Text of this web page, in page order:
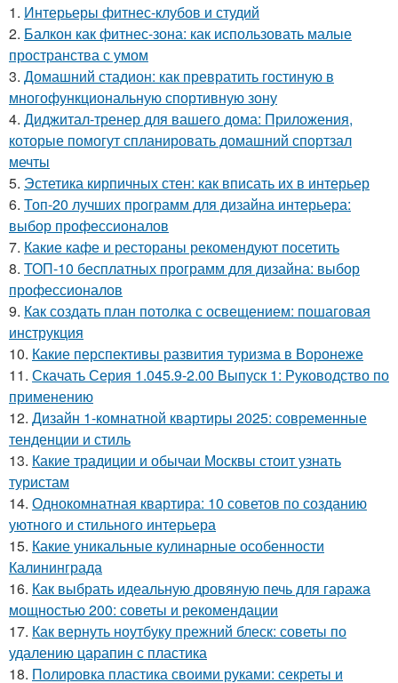
1. Интерьеры фитнес-клубов и студий
2. Балкон как фитнес-зона: как использовать малые
пространства с умом
3. Домашний стадион: как превратить гостиную в
многофункциональную спортивную зону
4. Диджитал-тренер для вашего дома: Приложения,
которые помогут спланировать домашний спортзал
мечты
5. Эстетика кирпичных стен: как вписать их в интерьер
6. Топ-20 лучших программ для дизайна интерьера:
выбор профессионалов
7. Какие кафе и рестораны рекомендуют посетить
8. ТОП-10 бесплатных программ для дизайна: выбор
профессионалов
9. Как создать план потолка с освещением: пошаговая
инструкция
10. Какие перспективы развития туризма в Воронеже
11. Скачать Серия 1.045.9-2.00 Выпуск 1: Руководство по
применению
12. Дизайн 1-комнатной квартиры 2025: современные
тенденции и стиль
13. Какие традиции и обычаи Москвы стоит узнать
туристам
14. Однокомнатная квартира: 10 советов по созданию
уютного и стильного интерьера
15. Какие уникальные кулинарные особенности
Калининграда
16. Как выбрать идеальную дровяную печь для гаража
мощностью 200: советы и рекомендации
17. Как вернуть ноутбуку прежний блеск: советы по
удалению царапин с пластика
18. Полировка пластика своими руками: секреты и